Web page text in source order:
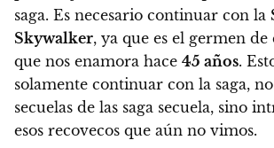
saga. Es necesario continuar con la
Skywalker, ya que es el germen de
que nos enamora hace 45 años.
solamente continuar con la saga,
secuelas de las saga secuela, sino
esos recovecos que aún no vimos.